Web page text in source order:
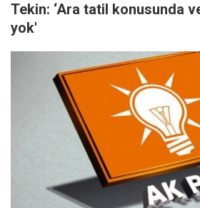
Tekin: ‘Ara tatil konusunda
yok'